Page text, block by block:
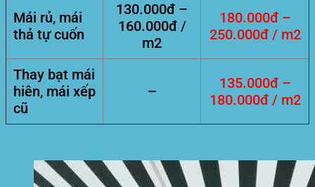
Mái rủ, mái
thả tự cuốn
130.000đ –
160.000đ /
m2
180.000đ –
250.000đ / m2
Thay bạt mái
hiên, mái xếp
cũ
–
135.000đ –
180.000đ / m2